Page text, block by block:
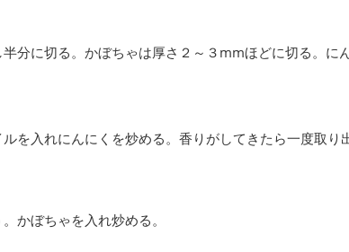
分に切る。かぼちゃは厚さ２～３mmほどに切る。に
を入れにんにくを炒める。香りがしてきたら一度取り
かぼちゃを入れ炒める。